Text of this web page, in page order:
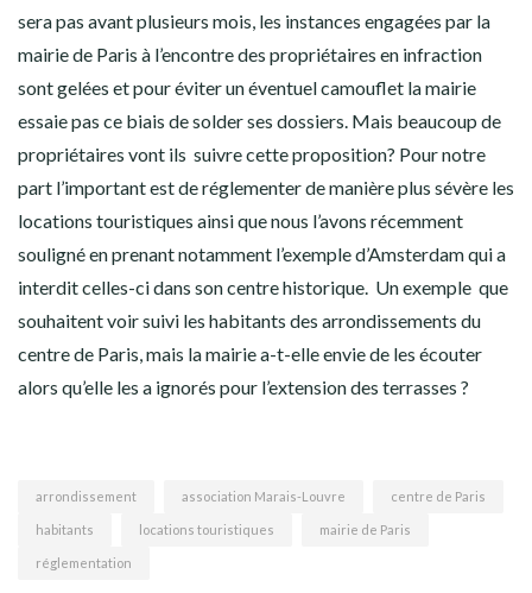
sera pas avant plusieurs mois, les instances engagées par la
mairie de Paris à l’encontre des propriétaires en infraction
sont gelées et pour éviter un éventuel camouflet la mairie
essaie pas ce biais de solder ses dossiers. Mais beaucoup de
propriétaires vont ils suivre cette proposition? Pour notre
part l’important est de réglementer de manière plus sévère les
locations touristiques ainsi que nous l’avons récemment
souligné en prenant notamment l’exemple d’Amsterdam qui a
interdit celles-ci dans son centre historique. Un exemple que
souhaitent voir suivi les habitants des arrondissements du
centre de Paris, mais la mairie a-t-elle envie de les écouter
alors qu’elle les a ignorés pour l’extension des terrasses ?
arrondissement association Marais-Louvre centre de Paris
habitants locations touristiques mairie de Paris
réglementation